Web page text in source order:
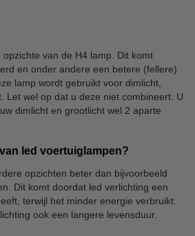
van de H4 lamp. Dit komt
en onder andere een betere (fellere)
lamp wordt gebruikt voor dimlicht,
Let wel op dat u deze niet combineert. U
dimlicht en grootlicht wel 2 aparte
led voertuiglampen?
opzichten beter dan bijvoorbeeld
Dit komt doordat led verlichting een
terwijl het minder energie verbruikt.
ook een langere levensduur.